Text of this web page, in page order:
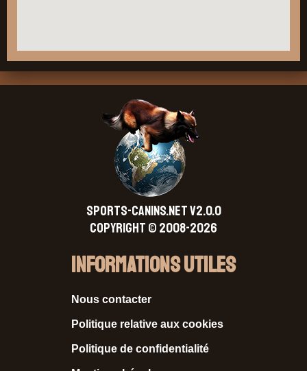
SPORTS-CANINS.NET V2.0.0
Copyright © 2008-2026
Informations Utiles
Nous contacter
Politique relative aux cookies
Politique de confidentialité